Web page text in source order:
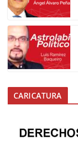
CARICATURA